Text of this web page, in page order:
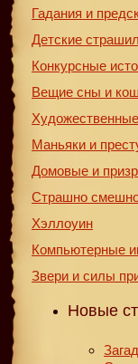
Гадания и
Детские
Конкурсные
Вещие сны и
Маньяки и
Домовые и
Страшно
Хэллоуин
Компьютерные
Звери и силы
Новые